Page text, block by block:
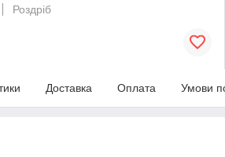
Роздріб
Доставка Оплата Умови